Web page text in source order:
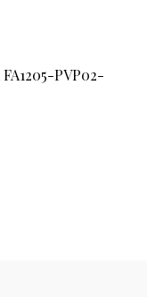
PVP02-